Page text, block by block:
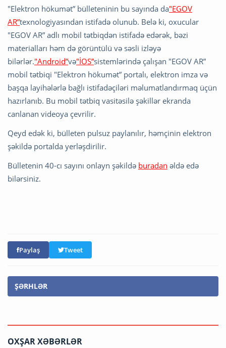
"Elektron hökumət” bülleteninin bu sayında da"EGOV
AR”texnologiyasından istifadə olunub. Belə ki, oxucular
"EGOV AR” adlı mobil tətbiqdən istifadə edərək, bəzi
materialları həm də görüntülü və səsli izləyə
bilərlər."Android”və"İOS”sistemlərində çalışan "EGOV AR”
mobil tətbiqi "Elektron hökumət” portalı, elektron imza və
başqa layihələrlə bağlı istifadəçiləri məlumatlandırmaq üçün
hazırlanıb. Bu mobil tətbiq vasitəsilə şəkillər ekranda
canlanan videoya çevrilir.
Qeyd edək ki, bülleten pulsuz paylanılır, həmçinin elektron
şəkildə portalda yerləşdirilir.
Bülletenin 40-cı sayını onlayn şəkildə buradan əldə edə
bilərsiniz.
Paylaş Tweet
ŞƏRHLƏR
OXŞAR XƏBƏRLƏR